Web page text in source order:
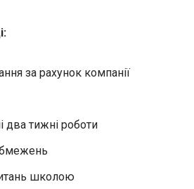
за рахунок компанії
два тижні роботи
школою